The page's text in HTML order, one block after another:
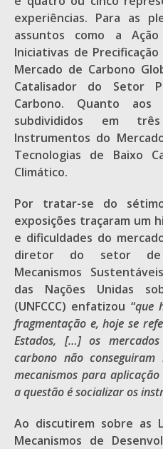
experiências. Para as
assuntos como a
Iniciativas de
Mercado de Carbono
Catalisador do Setor
Carbono. Quanto
subdivididos em
Instrumentos do
Tecnologias de Baixo
Climático.
Por tratar-se do
exposições traçaram um
e dificuldades do
diretor do setor de
Mecanismos
das Nações Unidas
(UNFCCC) enfatizou “que
fragmentação e, hoje se
Estados, […] os
carbono não
mecanismos para
a questão é socializar os
Ao discutirem sobre as
Mecanismos de